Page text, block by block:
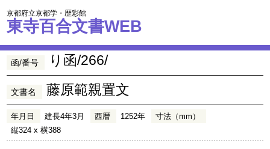
京都府立京都学・歴彩館
東寺百合文書WEB
函/番号 り函/266/
文書名 藤原範親置文
年月日 建長4年3月 西暦 1252年
寸法（mm）
縦324 x 横388